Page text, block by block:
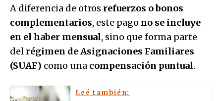
A diferencia de otros refuerzos o bonos
complementarios, este pago no se incluye
en el haber mensual, sino que forma parte
del régimen de Asignaciones Familiares
(SUAF) como una compensación puntual.
Leé también: